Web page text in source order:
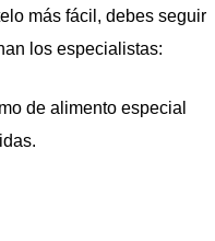
más fácil, debes seguir
los especialistas:
de alimento especial